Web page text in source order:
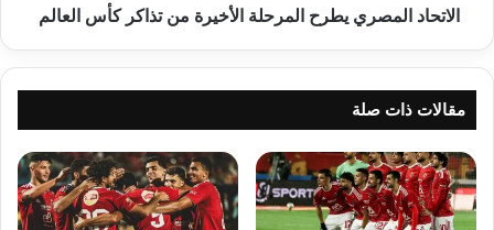
الاتحاد المصري يطرح المرحلة الأخيرة من تذاكر كأس العالم
مقالات ذات صلة